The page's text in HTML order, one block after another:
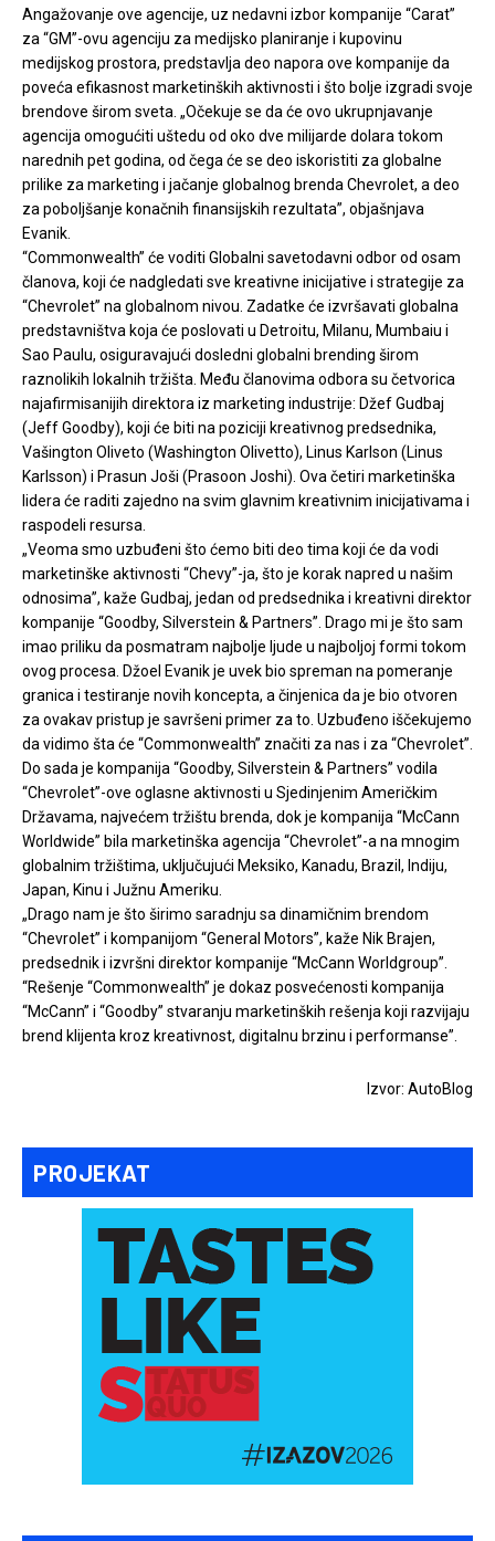
PROJEKAT
Angažovanje ove agencije, uz nedavni izbor kompanije “Carat”
za “GM”-ovu agenciju za medijsko planiranje i kupovinu
medijskog prostora, predstavlja deo napora ove kompanije da
poveća efikasnost marketinških aktivnosti i što bolje izgradi svoje
brendove širom sveta. „Očekuje se da će ovo ukrupnjavanje
agencija omogućiti uštedu od oko dve milijarde dolara tokom
narednih pet godina, od čega će se deo iskoristiti za globalne
prilike za marketing i jačanje globalnog brenda Chevrolet, a deo
za poboljšanje konačnih finansijskih rezultata”, objašnjava
Evanik.
“Commonwealth” će voditi Globalni savetodavni odbor od osam
članova, koji će nadgledati sve kreativne inicijative i strategije za
“Chevrolet” na globalnom nivou. Zadatke će izvršavati globalna
predstavništva koja će poslovati u Detroitu, Milanu, Mumbaiu i
Sao Paulu, osiguravajući dosledni globalni brending širom
raznolikih lokalnih tržišta. Među članovima odbora su četvorica
najafirmisanijih direktora iz marketing industrije: Džef Gudbaj
(Jeff Goodby), koji će biti na poziciji kreativnog predsednika,
Vašington Oliveto (Washington Olivetto), Linus Karlson (Linus
Karlsson) i Prasun Joši (Prasoon Joshi). Ova četiri marketinška
lidera će raditi zajedno na svim glavnim kreativnim inicijativama i
raspodeli resursa.
„Veoma smo uzbuđeni što ćemo biti deo tima koji će da vodi
marketinške aktivnosti “Chevy”-ja, što je korak napred u našim
odnosima”, kaže Gudbaj, jedan od predsednika i kreativni direktor
kompanije “Goodby, Silverstein & Partners”. Drago mi je što sam
imao priliku da posmatram najbolje ljude u najboljoj formi tokom
ovog procesa. Džoel Evanik je uvek bio spreman na pomeranje
granica i testiranje novih koncepta, a činjenica da je bio otvoren
za ovakav pristup je savršeni primer za to. Uzbuđeno iščekujemo
da vidimo šta će “Commonwealth” značiti za nas i za “Chevrolet”.
Do sada je kompanija “Goodby, Silverstein & Partners” vodila
“Chevrolet”-ove oglasne aktivnosti u Sjedinjenim Američkim
Državama, najvećem tržištu brenda, dok je kompanija “McCann
Worldwide” bila marketinška agencija “Chevrolet”-a na mnogim
globalnim tržištima, uključujući Meksiko, Kanadu, Brazil, Indiju,
Japan, Kinu i Južnu Ameriku.
„Drago nam je što širimo saradnju sa dinamičnim brendom
“Chevrolet” i kompanijom “General Motors”, kaže Nik Brajen,
predsednik i izvršni direktor kompanije “McCann Worldgroup”.
“Rešenje “Commonwealth” je dokaz posvećenosti kompanija
“McCann” i “Goodby” stvaranju marketinških rešenja koji razvijaju
brend klijenta kroz kreativnost, digitalnu brzinu i performanse”.
Izvor: AutoBlog